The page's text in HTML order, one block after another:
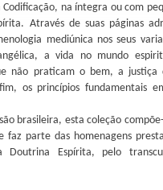
na íntegra ou com
Através de suas páginas
mediúnica nos seus
a vida no mundo
não praticam o bem, a justiça
os princípios fundamentais
brasileira, esta coleção
parte das homenagens
Doutrina Espírita, pelo